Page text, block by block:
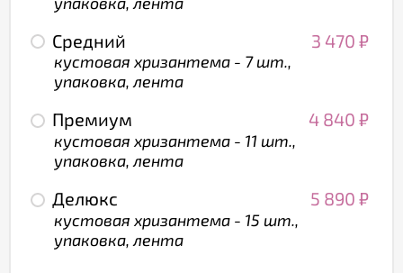
Средний 3 470 ₽
кустовая хризантема - 7 шт.,
упаковка, лента
Премиум 4 840 ₽
кустовая хризантема - 11 шт.,
упаковка, лента
Делюкс 5 890 ₽
кустовая хризантема - 15 шт.,
упаковка, лента